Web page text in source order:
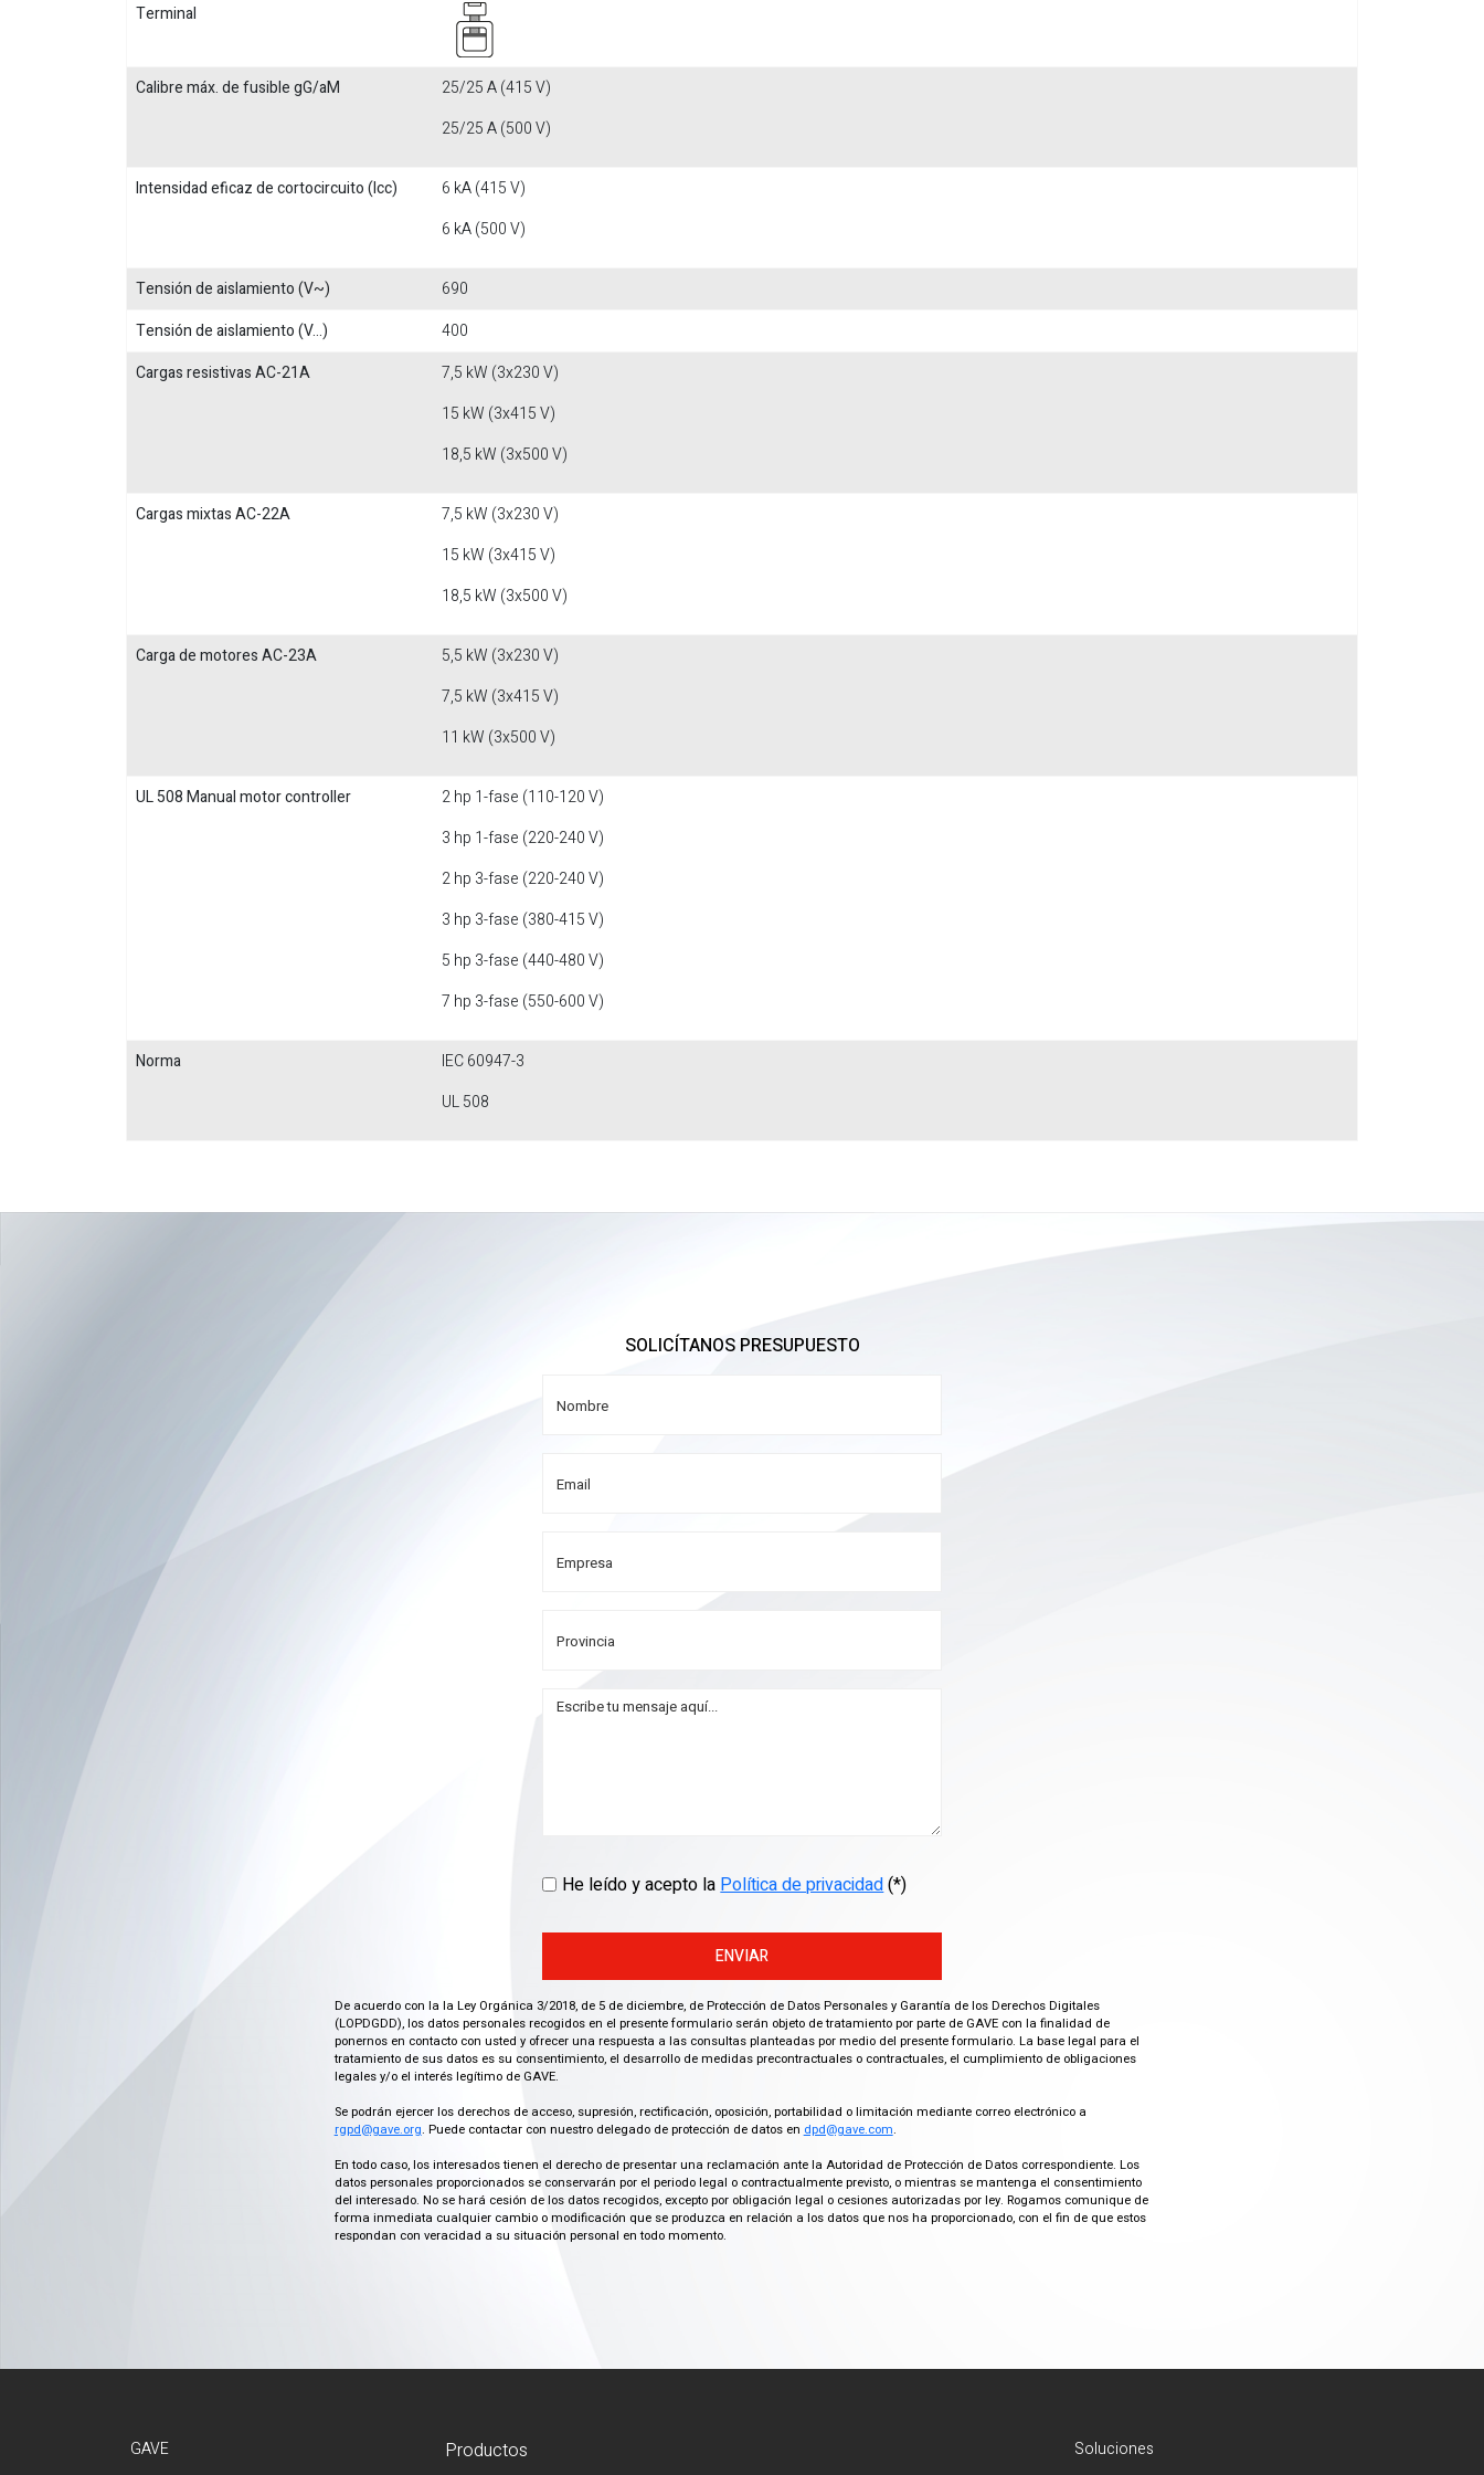
Terminal
Calibre máx. de fusible gG/aM
25/25 A (415 V)
25/25 A (500 V)
Intensidad eficaz de cortocircuito (Icc)
6 kA (415 V)
6 kA (500 V)
Tensión de aislamiento (V~)
690
Tensión de aislamiento (V...)
400
Cargas resistivas AC-21A
7,5 kW (3x230 V)
15 kW (3x415 V)
18,5 kW (3x500 V)
Cargas mixtas AC-22A
7,5 kW (3x230 V)
15 kW (3x415 V)
18,5 kW (3x500 V)
Carga de motores AC-23A
5,5 kW (3x230 V)
7,5 kW (3x415 V)
11 kW (3x500 V)
UL 508 Manual motor controller
2 hp 1-fase (110-120 V)
3 hp 1-fase (220-240 V)
2 hp 3-fase (220-240 V)
3 hp 3-fase (380-415 V)
5 hp 3-fase (440-480 V)
7 hp 3-fase (550-600 V)
Norma
IEC 60947-3
UL 508
SOLICÍTANOS PRESUPUESTO
He leído y acepto laPolítica de privacidad(*)
ENVIAR
De acuerdo con la la Ley Orgánica 3/2018, de 5 de diciembre, de Protección de Datos Personales y Garantía de los Derechos Digitales
(LOPDGDD), los datos personales recogidos en el presente formulario serán objeto de tratamiento por parte de GAVE con la finalidad de
ponernos en contacto con usted y ofrecer una respuesta a las consultas planteadas por medio del presente formulario. La base legal para el
tratamiento de sus datos es su consentimiento, el desarrollo de medidas precontractuales o contractuales, el cumplimiento de obligaciones
legales y/o el interés legítimo de GAVE.
Se podrán ejercer los derechos de acceso, supresión, rectificación, oposición, portabilidad o limitación mediante correo electrónico a
rgpd@gave.org. Puede contactar con nuestro delegado de protección de datos en dpd@gave.com.
En todo caso, los interesados tienen el derecho de presentar una reclamación ante la Autoridad de Protección de Datos correspondiente. Los
datos personales proporcionados se conservarán por el periodo legal o contractualmente previsto, o mientras se mantenga el consentimiento
del interesado. No se hará cesión de los datos recogidos, excepto por obligación legal o cesiones autorizadas por ley. Rogamos comunique de
forma inmediata cualquier cambio o modificación que se produzca en relación a los datos que nos ha proporcionado, con el fin de que estos
respondan con veracidad a su situación personal en todo momento.
GAVE Productos Soluciones